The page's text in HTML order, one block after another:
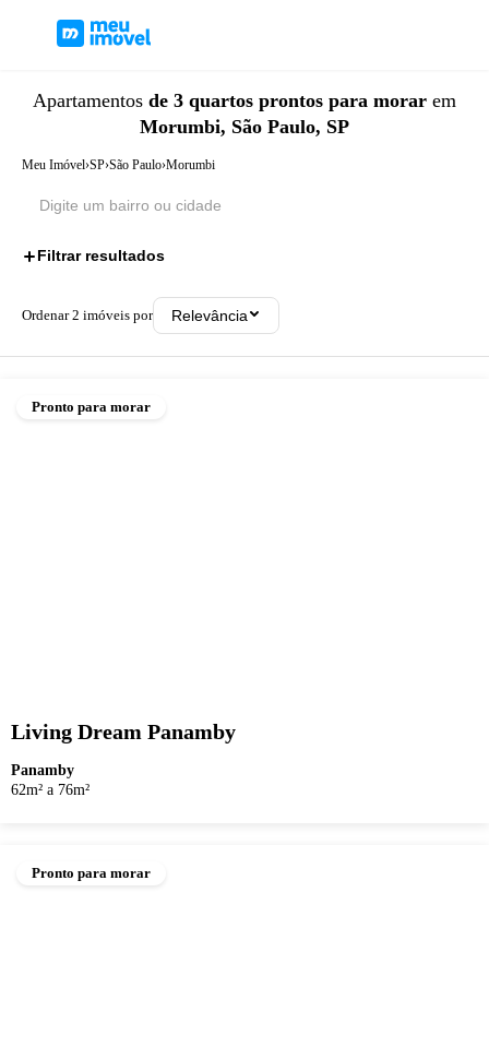
Apartamentos de 3 quartos prontos para morar em
Morumbi, São Paulo, SP
Meu Imóvel›SP›São Paulo›Morumbi
Filtrar resultados
Ordenar2 imóveis por Relevância
Pronto para morar
Living Dream Panamby
Panamby
62m² a 76m²
Pronto para morar